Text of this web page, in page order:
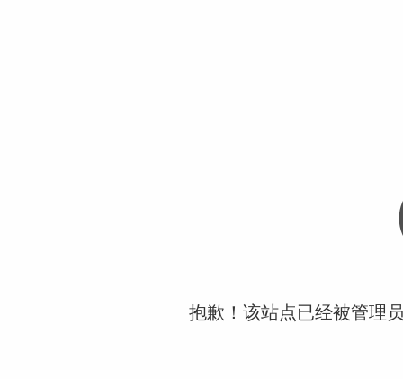
抱歉！该站点已经被管理